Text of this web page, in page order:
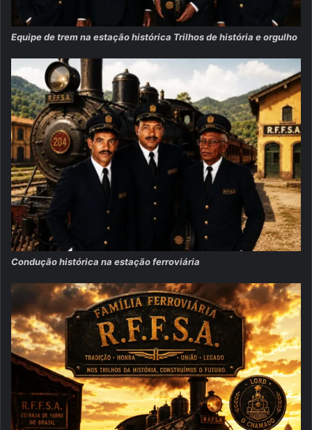
Equipe de trem na estação histórica Trilhos de história e orgulho
Condução histórica na estação ferroviária